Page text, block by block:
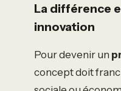
La différence
innovation
Pour devenir un
concept doit